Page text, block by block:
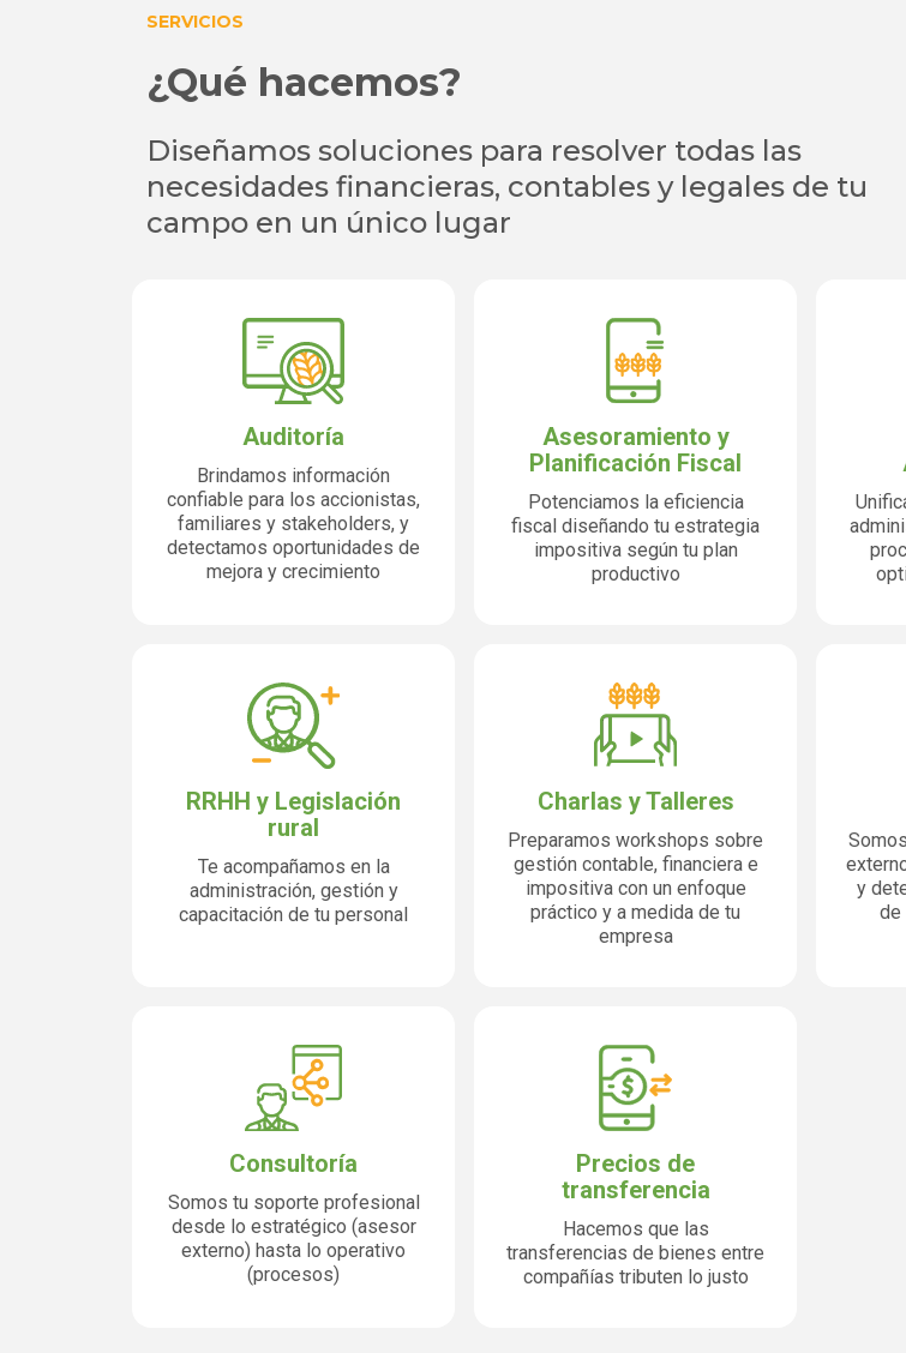
SERVICIOS
¿Qué hacemos?
Diseñamos soluciones para resolver todas las
necesidades financieras, contables y legales de tu
campo en un único lugar
Auditoría
Brindamos información
confiable para los accionistas,
familiares y stakeholders, y
detectamos oportunidades de
mejora y crecimiento
Asesoramiento y
Planificación Fiscal
Potenciamos la eficiencia
fiscal diseñando tu estrategia
impositiva según tu plan
productivo
RRHH y Legislación
rural
Te acompañamos en la
administración, gestión y
capacitación de tu personal
Charlas y Talleres
Preparamos workshops sobre
gestión contable, financiera e
impositiva con un enfoque
práctico y a medida de tu
empresa
y
de
Consultoría
Somos tu soporte profesional
desde lo estratégico (asesor
externo) hasta lo operativo
(procesos)
Precios de
transferencia
Hacemos que las
transferencias de bienes entre
compañías tributen lo justo